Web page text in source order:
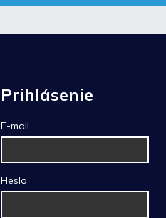
Prihlásenie
E-mail
Heslo